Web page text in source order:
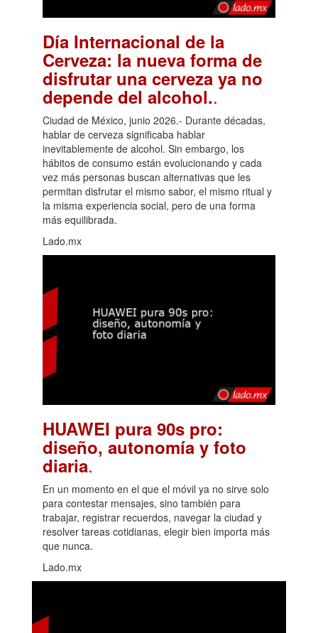
Día Internacional de la
Cerveza: la nueva forma de
disfrutar una cerveza ya no
depende del alcohol..
Ciudad de México, junio 2026.- Durante décadas,
hablar de cerveza significaba hablar
inevitablemente de alcohol. Sin embargo, los
hábitos de consumo están evolucionando y cada
vez más personas buscan alternativas que les
permitan disfrutar el mismo sabor, el mismo ritual y
la misma experiencia social, pero de una forma
más equilibrada.
Lado.mx
HUAWEI pura 90s pro:
diseño, autonomía y foto
diaria.
En un momento en el que el móvil ya no sirve solo
para contestar mensajes, sino también para
trabajar, registrar recuerdos, navegar la ciudad y
resolver tareas cotidianas, elegir bien importa más
que nunca.
Lado.mx